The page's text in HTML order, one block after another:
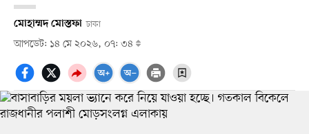
মোহাম্মদ মোস্তফা ঢাকা
আপডেট: ১৪ মে ২০২৬, ০৭: ৩৪